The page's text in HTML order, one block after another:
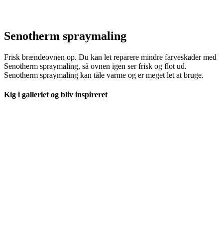
Senotherm spraymaling
Frisk brændeovnen op. Du kan let reparere mindre farveskader med
Senotherm spraymaling, så ovnen igen ser frisk og flot ud.
Senotherm spraymaling kan tåle varme og er meget let at bruge.
Kig i galleriet og bliv inspireret